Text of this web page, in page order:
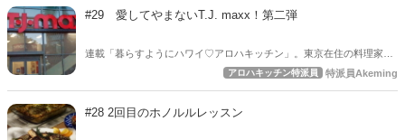
ハキッチンご覧あれ♡ 今回は…？
#29 愛してやまないT.J. maxx！第二弾
連載「暮らすようにハワイ♡アロハキッチン」。東京在住の料理家
Akemingが、ハワイで自炊する様子を綴っています。短期滞在であっ
アロハキッチン特派員 特派員Akeming
#28 2回目のホノルルレッスン